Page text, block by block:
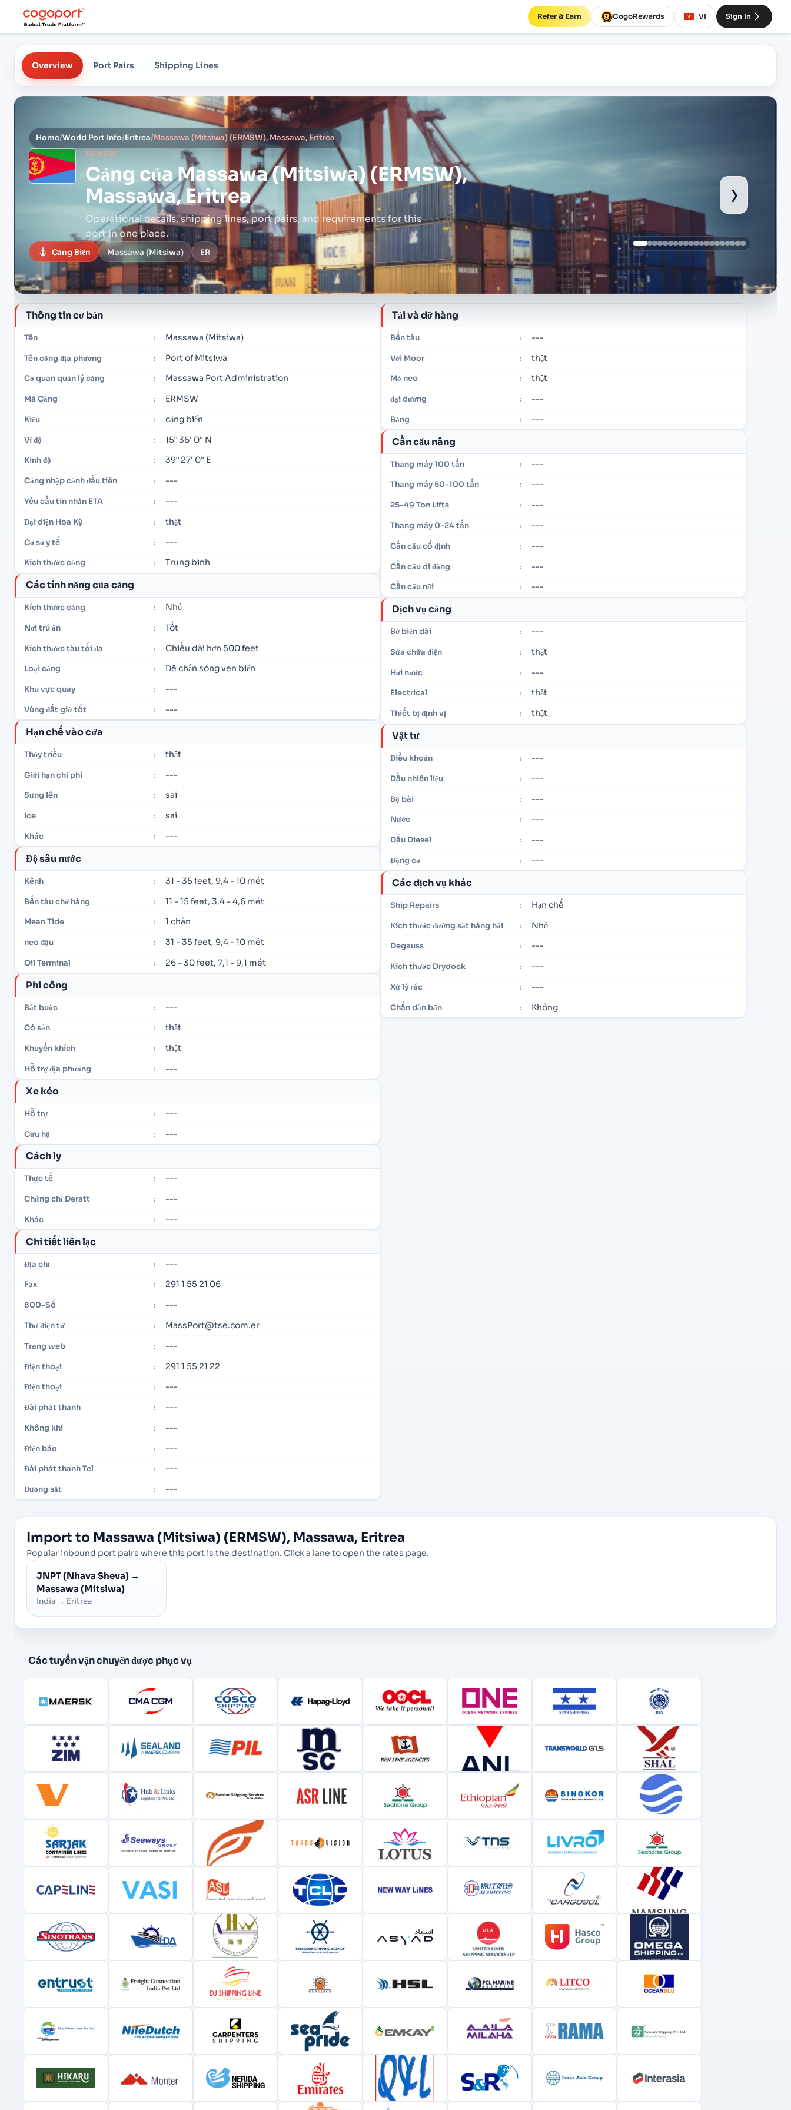
Refer & Earn CogoRewards VI Sign In
Overview Port Pairs Shipping Lines
Home/World Port Info/Eritrea/Massawa (Mitsiwa) (ERMSW), Massawa, Eritrea
ERMSW
Cảng củaMassawa (Mitsiwa) (ERMSW),
Massawa, Eritrea
Operational details, shipping lines, port pairs, and requirements for this
port in one place.
Cảng Biển Massawa (Mitsiwa) ER
›
Thông tin cơ bản
Tên : Massawa (Mitsiwa)
Tên cổng địa phương : Port of Mitsiwa
Cơ quan quản lý cảng : Massawa Port Administration
Mã Cảng : ERMSW
Kiểu : cảng biển
Vĩ độ : 15° 36' 0" N
Kinh độ : 39° 27' 0" E
Cảng nhập cảnh đầu tiên : ---
Yêu cầu tin nhắn ETA : ---
Đại diện Hoa Kỳ : thật
Cơ sở y tế : ---
Kích thước cổng : Trung bình
Các tính năng của cảng
Kích thước cảng : Nhỏ
Nơi trú ẩn : Tốt
Kích thước tàu tối đa : Chiều dài hơn 500 feet
Loại cảng : Đê chắn sóng ven biển
Khu vực quay : ---
Vùng đất giữ tốt : ---
Hạn chế vào cửa
Thủy triều : thật
Giới hạn chi phí : ---
Sưng lên : sai
Ice : sai
Khác : ---
Độ sâu nước
Kênh : 31 - 35 feet, 9,4 - 10 mét
Bến tàu chở hàng : 11 - 15 feet, 3,4 - 4,6 mét
Mean Tide : 1 chân
neo đậu : 31 - 35 feet, 9,4 - 10 mét
Oil Terminal : 26 - 30 feet, 7,1 - 9,1 mét
Phi công
Bắt buộc : ---
Có sẵn : thật
Khuyến khích : thật
Hỗ trợ địa phương : ---
Xe kéo
Hỗ trợ : ---
Cứu hộ : ---
Cách ly
Thực tế : ---
Chứng chỉ Deratt : ---
Khác : ---
Chi tiết liên lạc
Địa chỉ : ---
Fax : 291 1 55 21 06
800-Số : ---
Thư điện tử : MassPort@tse.com.er
Trang web : ---
Điện thoại : 291 1 55 21 22
Điện thoại : ---
Đài phát thanh : ---
Không khí : ---
Điện báo : ---
Đài phát thanh Tel : ---
Đường sắt : ---
Tải và dỡ hàng
Bến tàu : ---
Với Moor : thật
Mỏ neo : thật
đại dương : ---
Băng : ---
Cần cẩu nâng
Thang máy 100 tấn : ---
Thang máy 50-100 tấn : ---
25-49 Ton Lifts : ---
Thang máy 0-24 tấn : ---
Cần cẩu cố định : ---
Cần cẩu di động : ---
Cần cẩu nổi : ---
Dịch vụ cảng
Bờ biển dài : ---
Sửa chữa điện : thật
Hơi nước : ---
Electrical : thật
Thiết bị định vị : thật
Vật tư
Điều khoản : ---
Dầu nhiên liệu : ---
Bộ bài : ---
Nước : ---
Dầu Diesel : ---
Động cơ : ---
Các dịch vụ khác
Ship Repairs : Hạn chế
Kích thước đường sắt hàng hải : Nhỏ
Degauss : ---
Kích thước Drydock : ---
Xử lý rác : ---
Chấn dằn bẩn : Không
Import to Massawa (Mitsiwa) (ERMSW), Massawa, Eritrea
Popular inbound port pairs where this port is the destination. Click a lane to open the rates page.
JNPT (Nhava Sheva) →
Massawa (Mitsiwa)
India → Eritrea
Các tuyến vận chuyển được phục vụ